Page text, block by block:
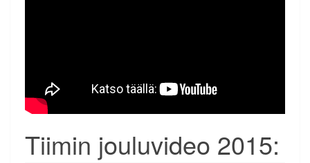
Tiimin jouluvideo 2015: